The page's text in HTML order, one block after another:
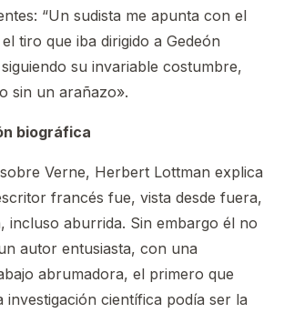
“Un sudista me apunta con el
tiro que iba dirigido a Gedeón
su invariable costumbre,
sin un arañazo».
biográfica
Verne, Herbert Lottman explica
francés fue, vista desde fuera,
incluso aburrida. Sin embargo él no
autor entusiasta, con una
abrumadora, el primero que
investigación científica podía ser la